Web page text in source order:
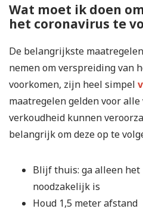
Wat moet ik doen
het coronavirus te
De belangrijkste
nemen om verspreiding van
voorkomen, zijn heel simpel
maatregelen gelden voor
verkoudheid kunnen
belangrijk om deze op te
Blijf thuis: ga alleen
noodzakelijk is
Houd 1,5 meter afstand